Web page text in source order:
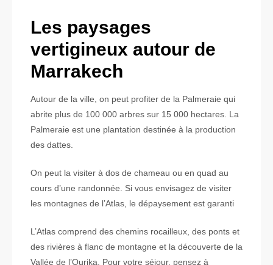
Les paysages
vertigineux autour de
Marrakech
Autour de la ville, on peut profiter de la Palmeraie qui
abrite plus de 100 000 arbres sur 15 000 hectares. La
Palmeraie est une plantation destinée à la production
des dattes.
On peut la visiter à dos de chameau ou en quad au
cours d’une randonnée. Si vous envisagez de visiter
les montagnes de l’Atlas, le dépaysement est garanti
L’Atlas comprend des chemins rocailleux, des ponts et
des rivières à flanc de montagne et la découverte de la
Vallée de l’Ourika. Pour votre séjour, pensez à